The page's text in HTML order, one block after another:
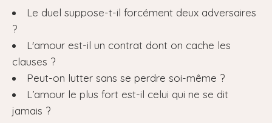
Le duel suppose-t-il forcément deux adversaires
?
L'amour est-il un contrat dont on cache les
clauses ?
Peut-on lutter sans se perdre soi-même ?
L’amour le plus fort est-il celui qui ne se dit
jamais ?